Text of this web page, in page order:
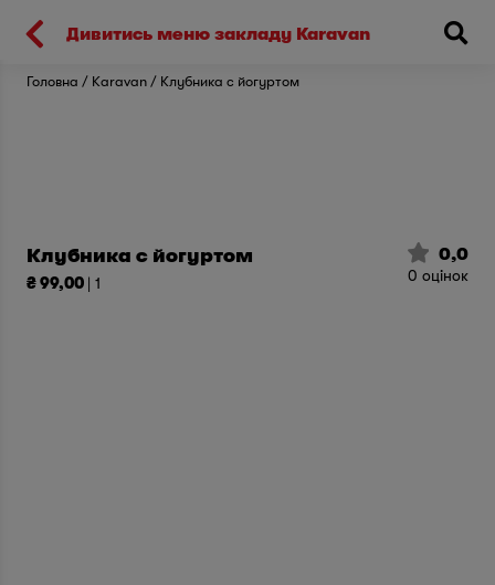
Киев
Головна Karavan Клубника с йогуртом
Дивитись меню закладу Karavan
Клубника с йогуртом
₴ 99,00 | 1
0,0
0 оцінок